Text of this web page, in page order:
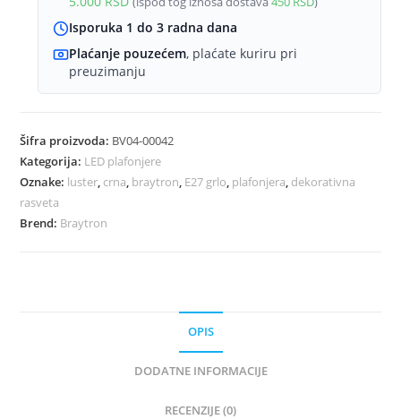
Isporuka 1 do 3 radna dana
Plaćanje pouzećem, plaćate kuriru pri
preuzimanju
Šifra proizvoda: BV04-00042
Kategorija: LED plafonjere
Oznake: luster, crna, braytron, E27 grlo, plafonjera, dekorativna
rasveta
Brend: Braytron
OPIS
DODATNE INFORMACIJE
RECENZIJE (0)